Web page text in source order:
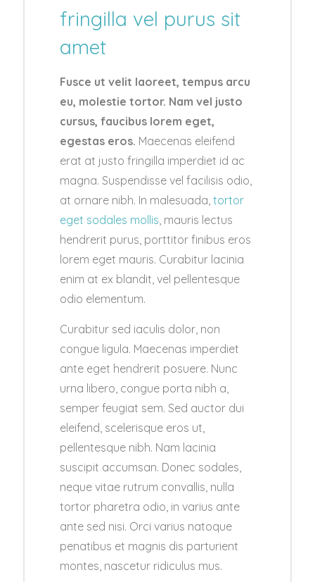
fringilla vel purus sit
amet
Fusce ut velit laoreet, tempus arcu
eu, molestie tortor. Nam vel justo
cursus, faucibus lorem eget,
egestas eros. Maecenas eleifend
erat at justo fringilla imperdiet id ac
magna. Suspendisse vel facilisis odio,
at ornare nibh. In malesuada, tortor
eget sodales mollis, mauris lectus
hendrerit purus, porttitor finibus eros
lorem eget mauris. Curabitur lacinia
enim at ex blandit, vel pellentesque
odio elementum.
Curabitur sed iaculis dolor, non
congue ligula. Maecenas imperdiet
ante eget hendrerit posuere. Nunc
urna libero, congue porta nibh a,
semper feugiat sem. Sed auctor dui
eleifend, scelerisque eros ut,
pellentesque nibh. Nam lacinia
suscipit accumsan. Donec sodales,
neque vitae rutrum convallis, nulla
tortor pharetra odio, in varius ante
ante sed nisi. Orci varius natoque
penatibus et magnis dis parturient
montes, nascetur ridiculus mus.